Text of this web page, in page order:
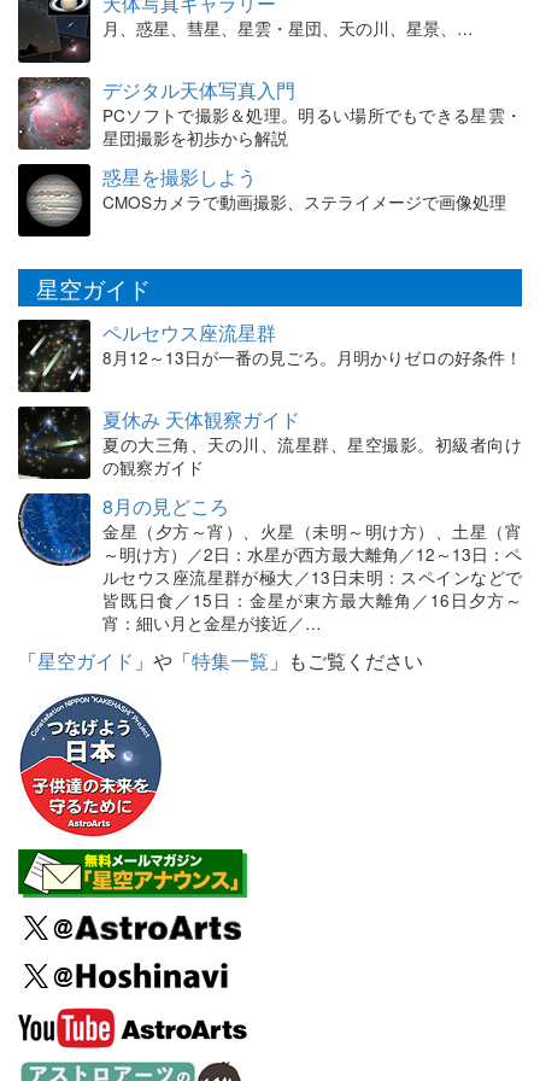
月、惑星、彗星、星雲・星団、天の川、星景、…
デジタル天体写真入門
PCソフトで撮影＆処理。明るい場所でもできる星雲・
星団撮影を初歩から解説
惑星を撮影しよう
CMOSカメラで動画撮影、ステライメージで画像処理
星空ガイド
ペルセウス座流星群
8月12～13日が一番の見ごろ。月明かりゼロの好条件！
夏休み 天体観察ガイド
夏の大三角、天の川、流星群、星空撮影。初級者向け
の観察ガイド
8月の見どころ
金星（夕方～宵）、火星（未明～明け方）、土星（宵
～明け方）／2日：水星が西方最大離角／12～13日：ペ
ルセウス座流星群が極大／13日未明：スペインなどで
皆既日食／15日：金星が東方最大離角／16日夕方～
宵：細い月と金星が接近／…
「星空ガイド 」や「特集一覧 」もご覧ください